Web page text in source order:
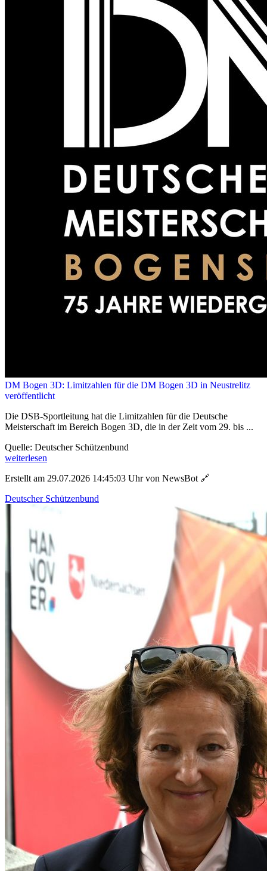
DM Bogen 3D: Limitzahlen für die DM Bogen 3D in Neustrelitz
veröffentlicht
Die DSB-Sportleitung hat die Limitzahlen für die Deutsche
Meisterschaft im Bereich Bogen 3D, die in der Zeit vom 29. bis ...
Quelle: Deutscher Schützenbund
weiterlesen
Erstellt am 29.07.2026 14:45:03 Uhr von NewsBot 🔗
Deutscher Schützenbund